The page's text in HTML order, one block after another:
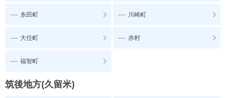
--- 糸田町 --- 川崎町
--- 大任町 --- 赤村
--- 福智町
筑後地方(久留米)